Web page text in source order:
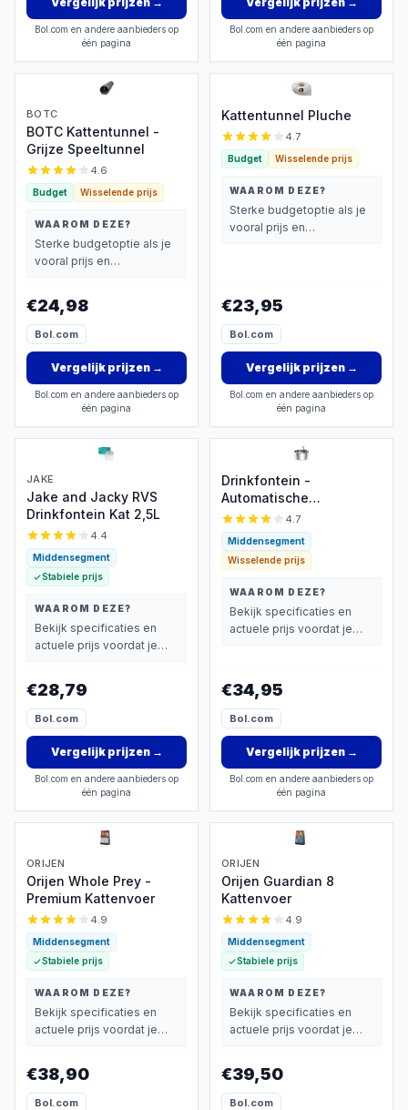
Bol.com en andere aanbieders op
één pagina
Bol.com en andere aanbieders op
één pagina
BOTC
BOTC Kattentunnel -
Grijze Speeltunnel
4.6
Budget Wisselende prijs
WAAROM DEZE?
Sterke budgetoptie als je
vooral prijs en
€24,98
Bol.com
Vergelijk prijzen→
Bol.com en andere aanbieders op
één pagina
Kattentunnel Pluche
4.7
Budget Wisselende prijs
WAAROM DEZE?
Sterke budgetoptie als je
vooral prijs en
€23,95
Bol.com
Vergelijk prijzen→
Bol.com en andere aanbieders op
één pagina
JAKE
Jake and Jacky RVS
Drinkfontein Kat 2,5L
4.4
Middensegment
Stabiele prijs
WAAROM DEZE?
Bekijk specificaties en
actuele prijs voordat je
€28,79
Bol.com
Vergelijk prijzen→
Bol.com en andere aanbieders op
één pagina
Drinkfontein -
Automatische
waterfontein RVS
4.7
Middensegment
Wisselende prijs
WAAROM DEZE?
Bekijk specificaties en
actuele prijs voordat je
€34,95
Bol.com
Vergelijk prijzen→
Bol.com en andere aanbieders op
één pagina
ORIJEN
Orijen Whole Prey -
Premium Kattenvoer
4.9
Middensegment
Stabiele prijs
WAAROM DEZE?
Bekijk specificaties en
actuele prijs voordat je
€38,90
Bol.com
ORIJEN
Orijen Guardian 8
Kattenvoer
4.9
Middensegment
Stabiele prijs
WAAROM DEZE?
Bekijk specificaties en
actuele prijs voordat je
€39,50
Bol.com